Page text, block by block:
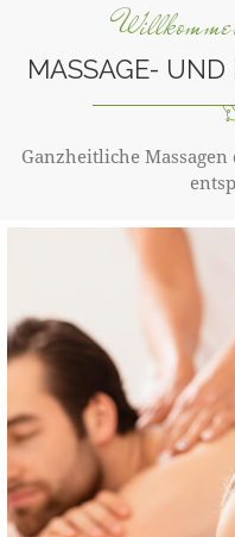
MASSAGE- UND
Ganzheitliche